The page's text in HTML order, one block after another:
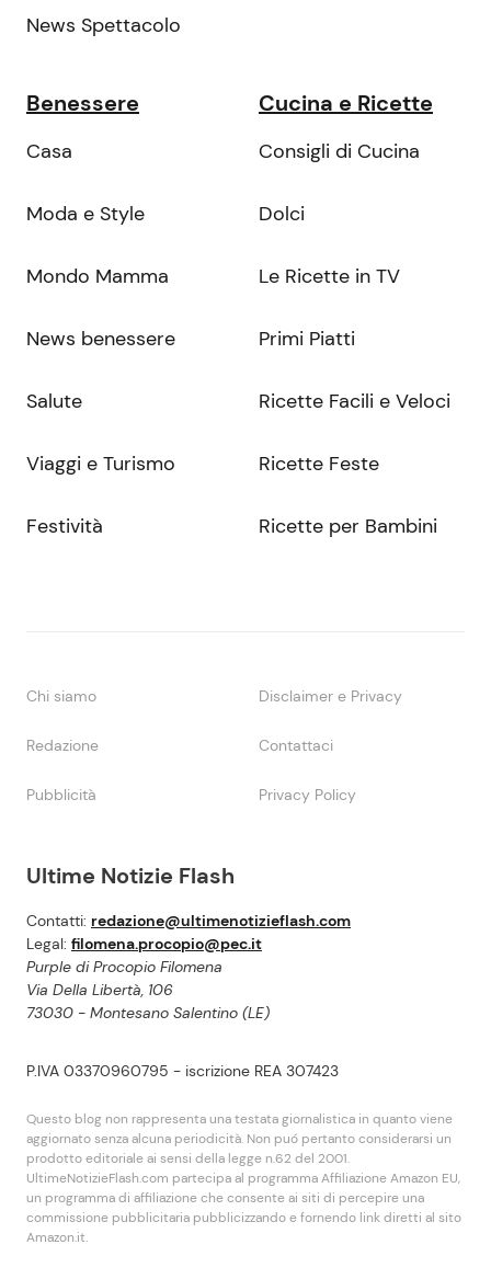
Ultime Notizie Flash
Contatti: redazione@ultimenotizieflash.com
Legal: filomena.procopio@pec.it
Purple di Procopio Filomena
Via Della Libertà, 106
73030 - Montesano Salentino (LE)
P.IVA 03370960795 - iscrizione REA 307423
Questo blog non rappresenta una testata giornalistica in quanto viene
aggiornato senza alcuna periodicità. Non puó pertanto considerarsi un
prodotto editoriale ai sensi della legge n.62 del 2001.
UltimeNotizieFlash.com partecipa al programma Affiliazione Amazon EU,
un programma di affiliazione che consente ai siti di percepire una
commissione pubblicitaria pubblicizzando e fornendo link diretti al sito
Amazon.it.
News Spettacolo
Benessere
Casa
Moda e Style
Mondo Mamma
News benessere
Salute
Viaggi e Turismo
Festività
Cucina e Ricette
Consigli di Cucina
Dolci
Le Ricette in TV
Primi Piatti
Ricette Facili e Veloci
Ricette Feste
Ricette per Bambini
Chi siamo Disclaimer e Privacy
Redazione Contattaci
Pubblicità Privacy Policy